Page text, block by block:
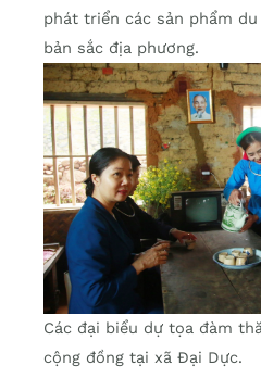
phát triển các sản phẩm
bản sắc địa phương.
Các đại biểu dự tọa đàm
cộng đồng tại xã Đại Dực.